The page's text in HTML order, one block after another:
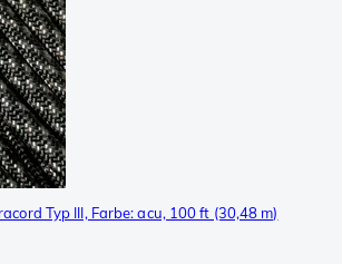
Typ III, Farbe: acu, 100 ft (30,48 m)